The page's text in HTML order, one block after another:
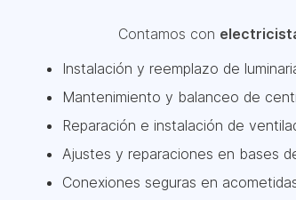
Contamos con
Instalación y reemplazo de
Mantenimiento y balanceo de
Reparación e instalación de
Ajustes y reparaciones en bases
Conexiones seguras en